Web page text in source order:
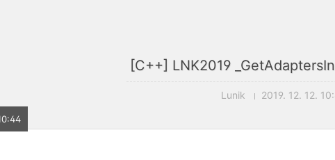
[C++] LNK2019
Lunik 2019. 12. 12.